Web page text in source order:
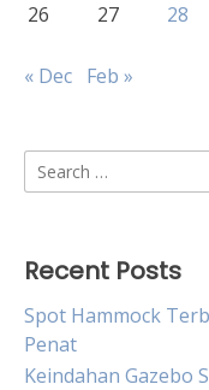
26
27 28
« Dec Feb »
Search
for:
Recent Posts
Spot Hammock
Penat
Keindahan Gazebo